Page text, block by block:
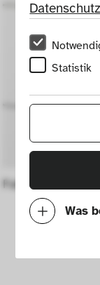
Statistik
Was
Mit diesen
Fahrradschloss